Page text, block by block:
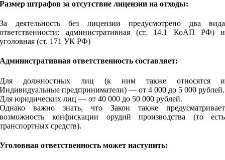
Размер штрафов за отсутствие лицензии на отходы:
За деятельность без лицензии предусмотрено два вида
ответственности: административная (ст. 14.1 КоАП РФ) и
уголовная (ст. 171 УК РФ)
Административная ответственность составляет:
Для должностных лиц (к ним также относятся и
Индивидуальные предприниматели) — от 4 000 до 5 000 рублей.
Для юридических лиц — от 40 000 до 50 000 рублей.
Однако важно знать, что Закон также предусматривает
возможность конфискации орудий производства (то есть
транспортных средств).
Уголовная ответственность может наступить: